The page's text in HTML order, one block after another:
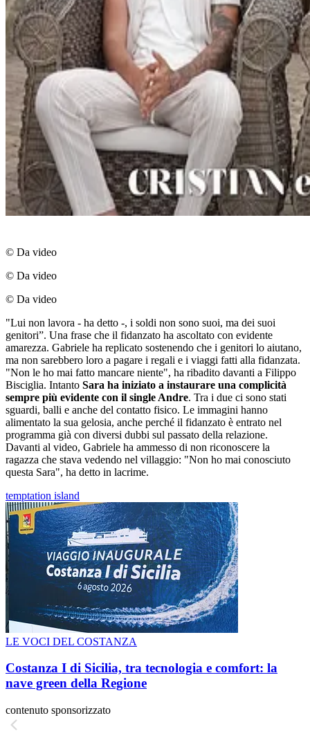
© Da video
© Da video
© Da video
"Lui non lavora - ha detto -, i soldi non sono suoi, ma dei suoi
genitori”. Una frase che il fidanzato ha ascoltato con evidente
amarezza. Gabriele ha replicato sostenendo che i genitori lo aiutano,
ma non sarebbero loro a pagare i regali e i viaggi fatti alla fidanzata.
"Non le ho mai fatto mancare niente", ha ribadito davanti a Filippo
Bisciglia. Intanto Sara ha iniziato a instaurare una complicità
sempre più evidente con il single Andre. Tra i due ci sono stati
sguardi, balli e anche del contatto fisico. Le immagini hanno
alimentato la sua gelosia, anche perché il fidanzato è entrato nel
programma già con diversi dubbi sul passato della relazione.
Davanti al video, Gabriele ha ammesso di non riconoscere la
ragazza che stava vedendo nel villaggio: "Non ho mai conosciuto
questa Sara", ha detto in lacrime.
temptation island
LE VOCI DEL COSTANZA
Costanza I di Sicilia, tra tecnologia e comfort: la
nave green della Regione
contenuto sponsorizzato